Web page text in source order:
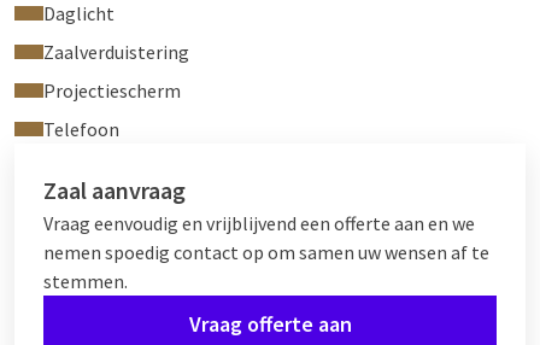
Daglicht
Zaalverduistering
Projectiescherm
Telefoon
Zaal aanvraag
Vraag eenvoudig en vrijblijvend een offerte aan en we
nemen spoedig contact op om samen uw wensen af te
stemmen.
Vraag offerte aan